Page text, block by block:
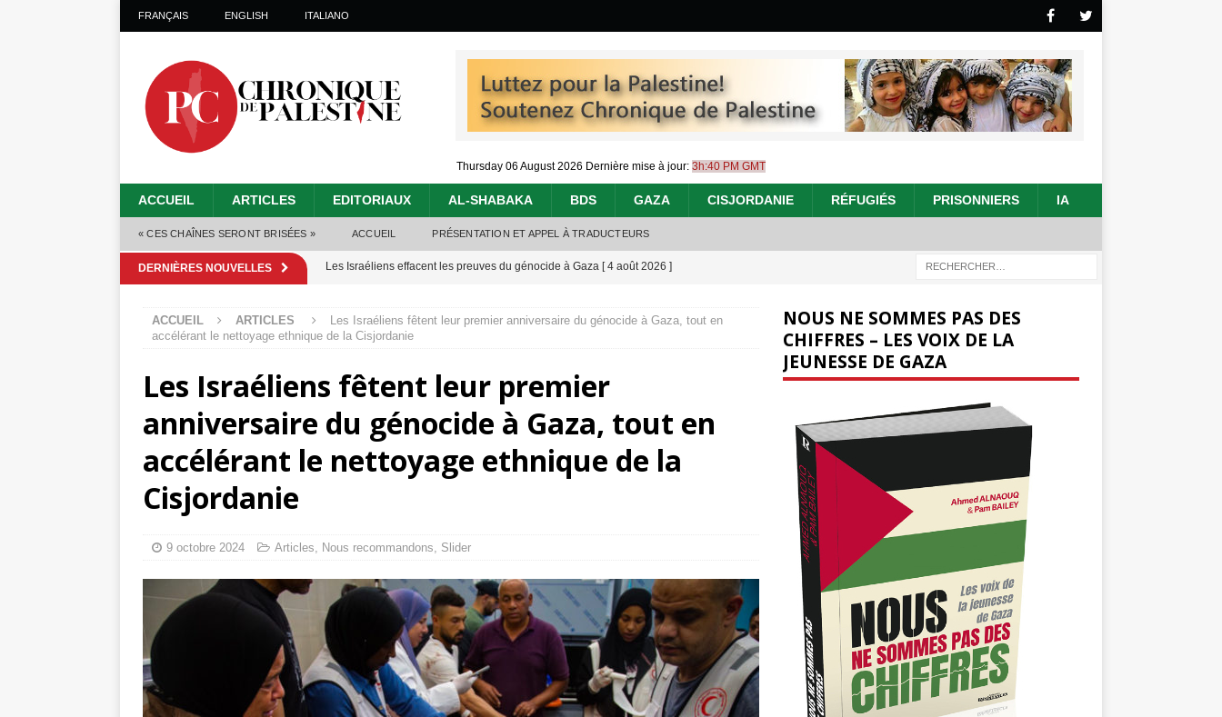
FRANÇAIS ENGLISH ITALIANO
Thursday 06 August 2026 Dernière mise à jour: 3h:40 PM GMT
ACCUEIL ARTICLES EDITORIAUX AL-SHABAKA BDS GAZA CISJORDANIE RÉFUGIÉS PRISONNIERS IA
« CES CHAÎNES SERONT BRISÉES » ACCUEIL PRÉSENTATION ET APPEL À TRADUCTEURS
DERNIÈRES NOUVELLES Les Israéliens effacent les preuves du génocide à Gaza [ 4 août 2026 ]
tueries[ 4 août 2026 ]
toxiques [ 3 août 2026 ]
Comment un apiculteur tente de sauver ses abeilles à Gaza[ 2 août 2026 ]
Mille jours de génocide : l’histoire de Gaza au-delà des chiffres [ 5 août 2026 ]
ACCUEIL ARTICLES
Les Israéliens fêtent leur premier anniversaire du génocide à Gaza, tout en
accélérant le nettoyage ethnique de la Cisjordanie
Les Israéliens fêtent leur premier
anniversaire du génocide à Gaza, tout en
accélérant le nettoyage ethnique de la
Cisjordanie
9 octobre 2024 Articles, Nous recommandons, Slider
NOUS NE SOMMES PAS DES
CHIFFRES – LES VOIX DE LA
JEUNESSE DE GAZA